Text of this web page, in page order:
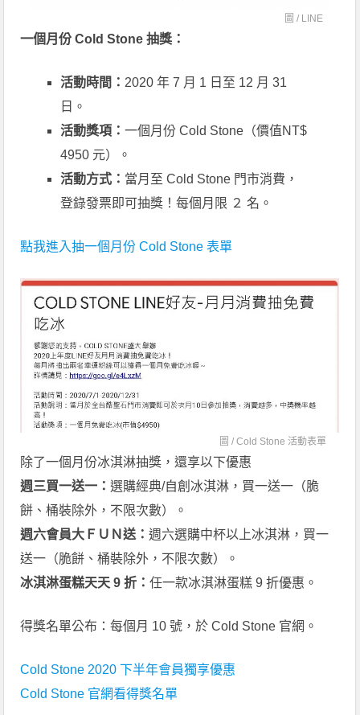
圖 / LINE
一個月份 Cold Stone 抽獎：
活動時間： 2020 年 7 月 1 日至 12 月 31
日。
活動獎項：一個月份 Cold Stone（價值NT$
4950 元）。
活動方式： 當月至 Cold Stone 門市消費，
登錄發票即可抽獎！每個月限 ２ 名。
點我進入抽一個月份 Cold Stone 表單
圖 /Cold Stone 活動表單
除了一個月份冰淇淋抽獎，還享以下優惠
週三買一送一：選購經典/自創冰淇淋，買一送一（脆
餅、桶裝除外，不限次數）。
週六會員大ＦＵＮ送：週六選購中杯以上冰淇淋，買一
送一（脆餅、桶裝除外，不限次數）。
冰淇淋蛋糕天天 9 折：任一款冰淇淋蛋糕 9 折優惠。
得獎名單公布：每個月 10 號，於 Cold Stone 官網。
Cold Stone 2020 下半年會員獨享優惠
Cold Stone 官網看得獎名單